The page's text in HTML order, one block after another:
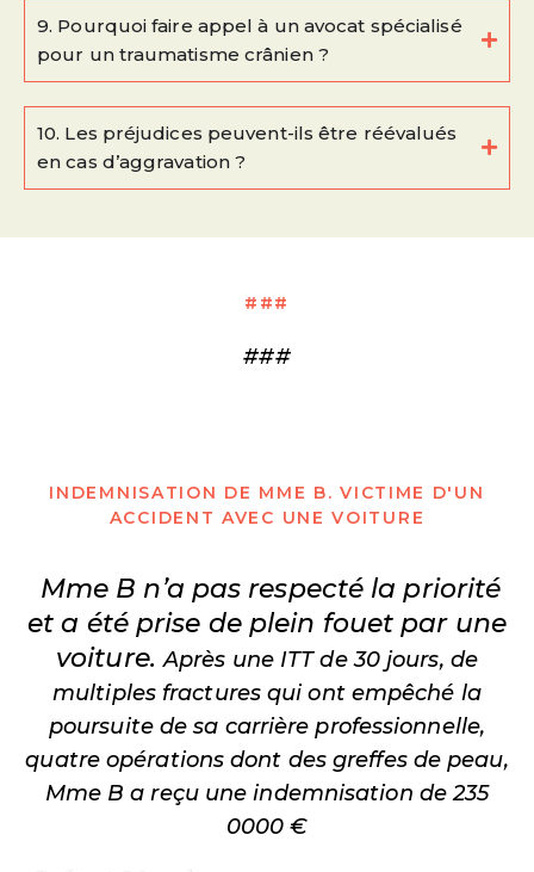
9. Pourquoi faire appel à un avocat spécialisé
pour un traumatisme crânien ?
10. Les préjudices peuvent-ils être réévalués
en cas d’aggravation ?
###
###
INDEMNISATION DE MME B. VICTIME D'UN
ACCIDENT AVEC UNE VOITURE
Mme B n’a pas respecté la priorité
et a été prise de plein fouet par une
voiture.Après une ITT de 30 jours, de
multiples fractures qui ont empêché la
poursuite de sa carrière professionnelle,
quatre opérations dont des greffes de peau,
Mme B a reçu une indemnisation de 235
0000 €